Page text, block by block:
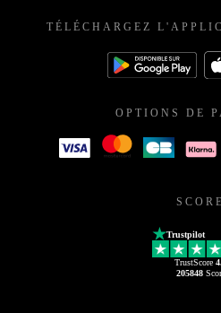
TÉLÉCHARGEZ
OPTIONS DE
SCORE
Trustpilot
TrustScore
205848